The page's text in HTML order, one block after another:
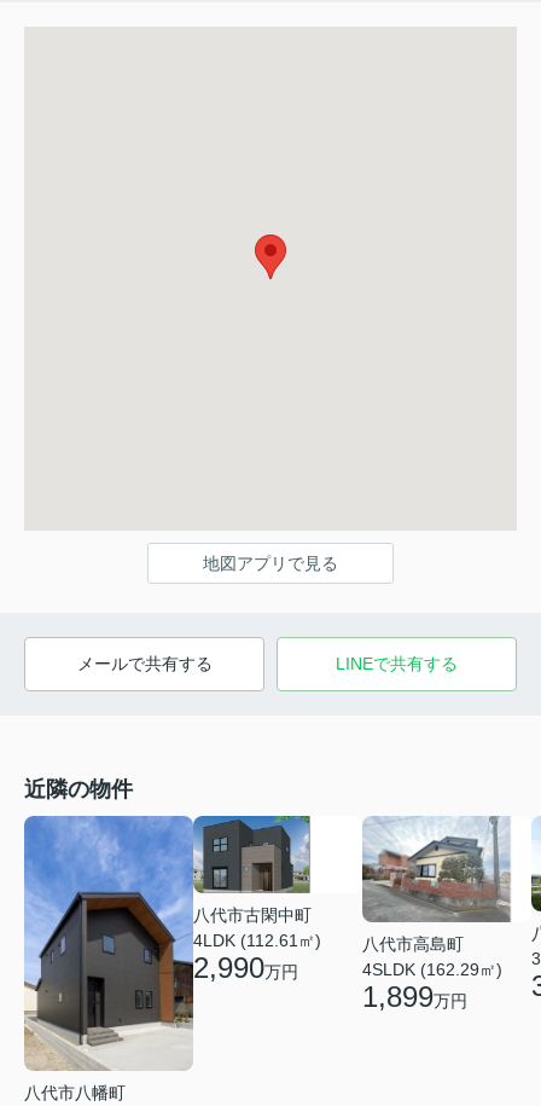
地図アプリで見る
メールで共有する LINEで共有する
近隣の物件
八代市八幡町
八代市古閑中町
4LDK (112.61㎡)
2,990万円
八代市高島町
4SLDK (162.29㎡)
1,899万円